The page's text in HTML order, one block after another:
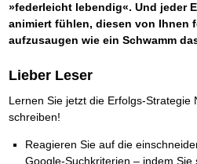
»federleicht lebendig«. Und jeder
animiert fühlen, diesen von Ihnen
aufzusaugen wie ein Schwamm
Lieber Leser
Lernen Sie jetzt die Erfolgs-Strategie
schreiben!
Reagieren Sie auf die
Google-Suchkriterien – indem Sie